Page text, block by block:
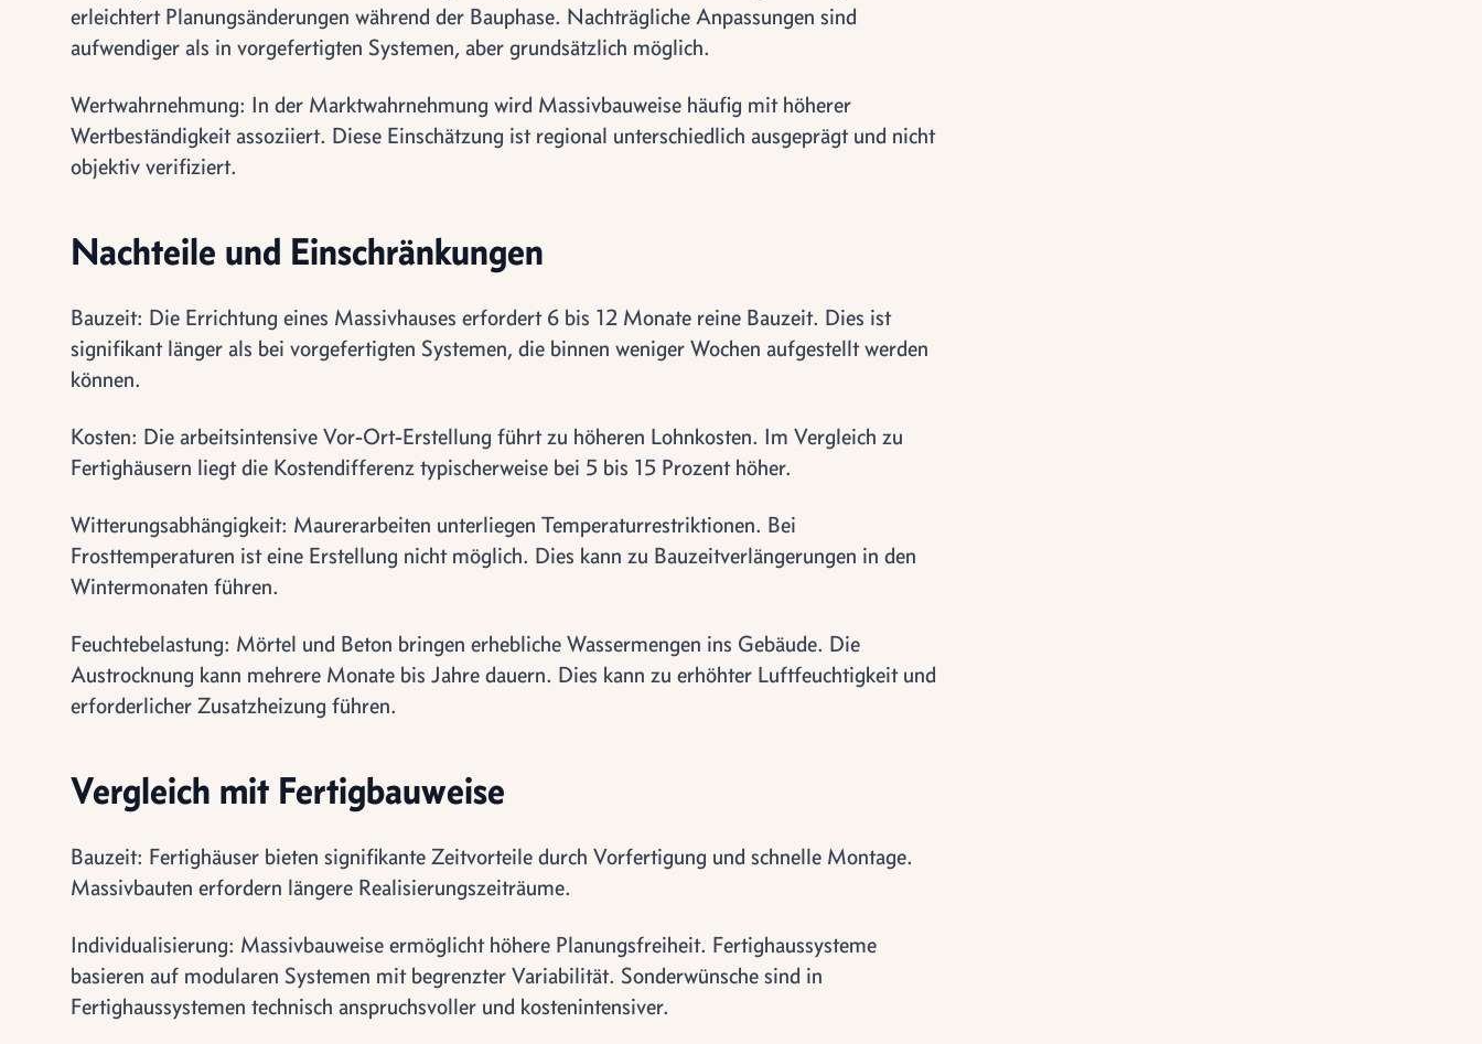
erleichtert Planungsänderungen während der Bauphase. Nachträgliche Anpassungen sind
aufwendiger als in vorgefertigten Systemen, aber grundsätzlich möglich.
Wertwahrnehmung: In der Marktwahrnehmung wird Massivbauweise häufig mit höherer
Wertbeständigkeit assoziiert. Diese Einschätzung ist regional unterschiedlich ausgeprägt und nicht
objektiv verifiziert.
Nachteile und Einschränkungen
Bauzeit: Die Errichtung eines Massivhauses erfordert 6 bis 12 Monate reine Bauzeit. Dies ist
signifikant länger als bei vorgefertigten Systemen, die binnen weniger Wochen aufgestellt werden
können.
Kosten: Die arbeitsintensive Vor-Ort-Erstellung führt zu höheren Lohnkosten. Im Vergleich zu
Fertighäusern liegt die Kostendifferenz typischerweise bei 5 bis 15 Prozent höher.
Witterungsabhängigkeit: Maurerarbeiten unterliegen Temperaturrestriktionen. Bei
Frosttemperaturen ist eine Erstellung nicht möglich. Dies kann zu Bauzeitverlängerungen in den
Wintermonaten führen.
Feuchtebelastung: Mörtel und Beton bringen erhebliche Wassermengen ins Gebäude. Die
Austrocknung kann mehrere Monate bis Jahre dauern. Dies kann zu erhöhter Luftfeuchtigkeit und
erforderlicher Zusatzheizung führen.
Vergleich mit Fertigbauweise
Bauzeit: Fertighäuser bieten signifikante Zeitvorteile durch Vorfertigung und schnelle Montage.
Massivbauten erfordern längere Realisierungszeiträume.
Individualisierung: Massivbauweise ermöglicht höhere Planungsfreiheit. Fertighaussysteme
basieren auf modularen Systemen mit begrenzter Variabilität. Sonderwünsche sind in
Fertighaussystemen technisch anspruchsvoller und kostenintensiver.